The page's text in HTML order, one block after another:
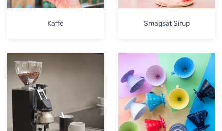
Kaffe Smagsat Sirup